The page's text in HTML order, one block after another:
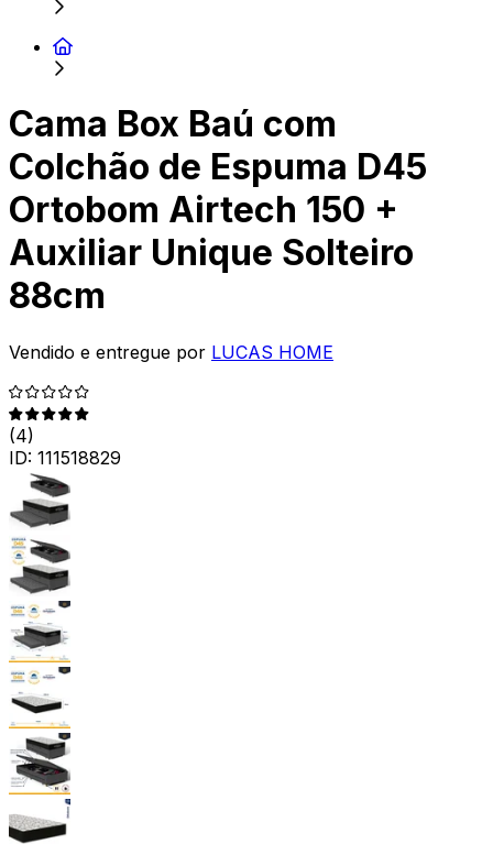
Cama Box Baú com
Colchão de Espuma D45
Ortobom Airtech 150 +
Auxiliar Unique Solteiro
88cm
Vendido e entregue por LUCAS HOME
(4)
ID: 111518829